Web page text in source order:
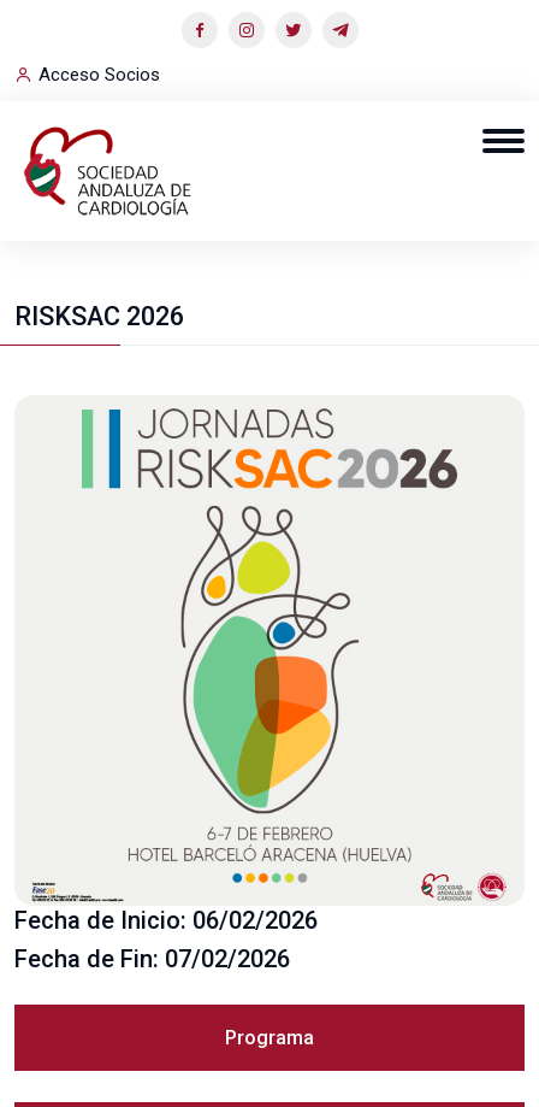
Acceso Socios
RISKSAC 2026
Fecha de Inicio: 06/02/2026
Fecha de Fin: 07/02/2026
Programa